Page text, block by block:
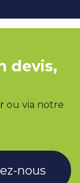
devis,
ou via notre
nous